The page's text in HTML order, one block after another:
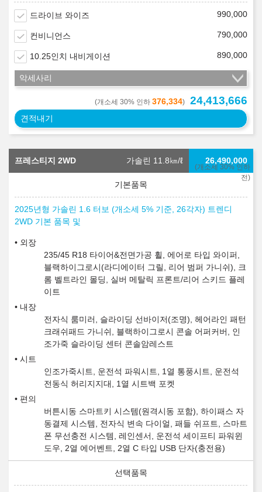
드라이브 와이즈 990,000
컨비니언스 790,000
10.25인치 내비게이션 890,000
악세사리
(개소세 30% 인하 376,334) 24,413,666
견적내기
프레스티지 2WD 가솔린 11.8㎞/ℓ
(개소세 30% 인하
전)
26,490,000
2025년형 가솔린 1.6 터보 (개소세 5% 기준, 26각자) 트렌디
2WD 기본 품목 및
외장
235/45 R18 타이어&전면가공 휠, 에어로 타입 와이퍼,
블랙하이그로시(라디에이터 그릴, 리어 범퍼 가니쉬), 크
롬 벨트라인 몰딩, 실버 메탈릭 프론트/리어 스키드 플레
이트
내장
전자식 룸미러, 슬라이딩 선바이저(조명), 헤어라인 패턴
크래쉬패드 가니쉬, 블랙하이그로시 콘솔 어퍼커버, 인
조가죽 슬라이딩 센터 콘솔암레스트
시트
인조가죽시트, 운전석 파워시트, 1열 통풍시트, 운전석
전동식 허리지지대, 1열 시트백 포켓
편의
버튼시동 스마트키 시스템(원격시동 포함), 하이패스 자
동결제 시스템, 전자식 변속 다이얼, 패들 쉬프트, 스마트
폰 무선충전 시스템, 레인센서, 운전석 세이프티 파워윈
도우, 2열 에어벤트, 2열 C 타입 USB 단자(충전용)